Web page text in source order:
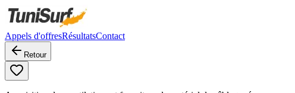
Appels d'offresRésultatsContact
Retour